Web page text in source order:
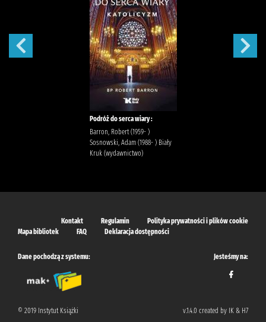
Podróż do serca wiary :
Barron, Robert (1959- )
Sosnowski, Adam (1988- ) Biały
Kruk (wydawnictwo)
Kontakt Regulamin
Polityka prywatności i plików cookie
Mapa bibliotek
FAQ Deklaracja dostępności
Dane pochodzą z systemu: Jesteśmy na:
© 2019 Instytut Książki v.1.4.0 created by IK & H7